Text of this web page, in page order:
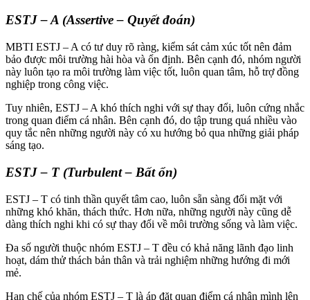
ESTJ – A (Assertive – Quyết đoán)
MBTI ESTJ – A có tư duy rõ ràng, kiểm sát cảm xúc tốt nên đảm
bảo được môi trường hài hòa và ổn định. Bên cạnh đó, nhóm người
này luôn tạo ra môi trường làm việc tốt, luôn quan tâm, hỗ trợ đồng
nghiệp trong công việc.
Tuy nhiên, ESTJ – A khó thích nghi với sự thay đổi, luôn cứng nhắc
trong quan điểm cá nhân. Bên cạnh đó, do tập trung quá nhiều vào
quy tắc nên những người này có xu hướng bỏ qua những giải pháp
sáng tạo.
ESTJ – T (Turbulent – Bất ổn)
ESTJ – T có tinh thần quyết tâm cao, luôn sẵn sàng đối mặt với
những khó khăn, thách thức. Hơn nữa, những người này cũng dễ
dàng thích nghi khi có sự thay đổi về môi trường sống và làm việc.
Đa số người thuộc nhóm ESTJ – T đều có khả năng lãnh đạo linh
hoạt, dám thử thách bản thân và trải nghiệm những hướng đi mới
mẻ.
Hạn chế của nhóm ESTJ – T là áp đặt quan điểm cá nhân mình lên